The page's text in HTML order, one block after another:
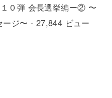
０弾 会長選挙編ー② 〜
ージ〜 - 27,844 ビュー